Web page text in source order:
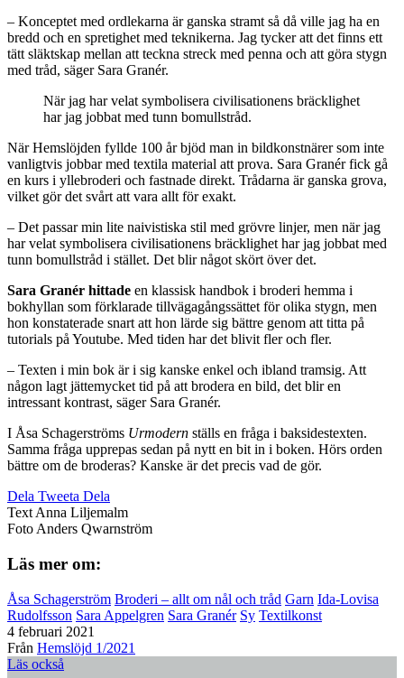
– Konceptet med ordlekarna är ganska stramt så då ville jag ha en
bredd och en spretighet med teknikerna. Jag tycker att det finns ett
tätt släktskap mellan att teckna streck med penna och att göra stygn
med tråd, säger Sara Granér.
När jag har velat symbolisera civilisationens bräcklighet
har jag jobbat med tunn bomullstråd.
När Hemslöjden fyllde 100 år bjöd man in bildkonstnärer som inte
vanligtvis jobbar med textila material att prova. Sara Granér fick gå
en kurs i yllebroderi och fastnade direkt. Trådarna är ganska grova,
vilket gör det svårt att vara allt för exakt.
– Det passar min lite naivistiska stil med grövre linjer, men när jag
har velat symbolisera civilisationens bräcklighet har jag jobbat med
tunn bomullstråd i stället. Det blir något skört över det.
Sara Granér hittade en klassisk handbok i broderi hemma i
bokhyllan som förklarade tillvägagångssättet för olika stygn, men
hon konstaterade snart att hon lärde sig bättre genom att titta på
tutorials på Youtube. Med tiden har det blivit fler och fler.
– Texten i min bok är i sig kanske enkel och ibland tramsig. Att
någon lagt jättemycket tid på att brodera en bild, det blir en
intressant kontrast, säger Sara Granér.
I Åsa Schagerströms Urmodern ställs en fråga i baksidestexten.
Samma fråga upprepas sedan på nytt en bit in i boken. Hörs orden
bättre om de broderas? Kanske är det precis vad de gör.
Dela Tweeta Dela
TextAnna Liljemalm
FotoAnders Qwarnström
Läs mer om:
Åsa Schagerström Broderi – allt om nål och tråd Garn Ida-Lovisa
Rudolfsson Sara Appelgren Sara Granér Sy Textilkonst
4 februari 2021
Från Hemslöjd 1/2021
Läs också